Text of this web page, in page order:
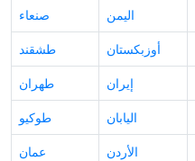
صنعاء
اليمن
طشقند
أوزبكستان
طهران
إيران
طوكيو
اليابان
عمان
الأردن